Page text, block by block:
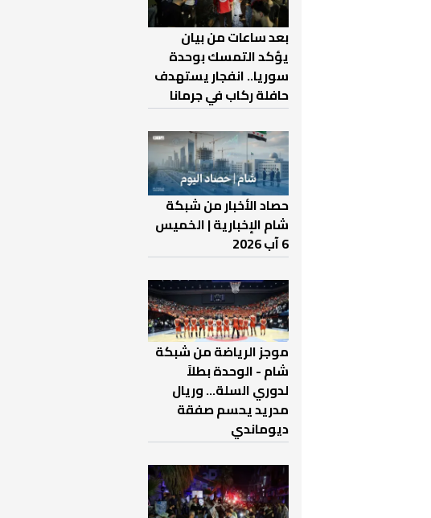
بعد ساعات من بيان
يؤكد التمسك بوحدة
سوريا.. انفجار يستهدف
حافلة ركاب في جرمانا
حصاد الأخبار من شبكة
شام الإخبارية | الخميس
6 آب 2026
موجز الرياضة من شبكة
شام - الوحدة بطلاً
لدوري السلة... وريال
مدريد يحسم صفقة
ديوماندي